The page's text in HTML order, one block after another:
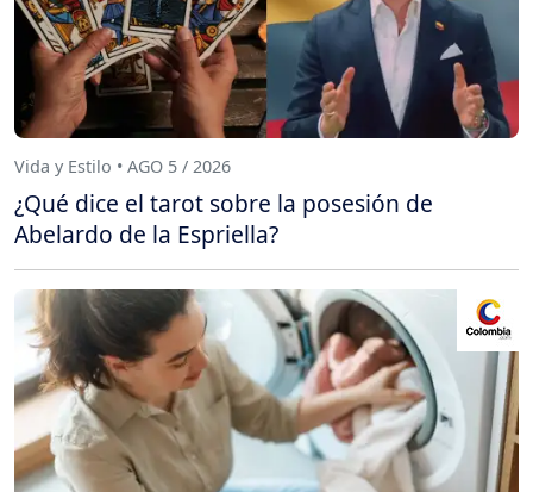
Vida y Estilo • AGO 5 / 2026
¿Qué dice el tarot sobre la posesión de
Abelardo de la Espriella?